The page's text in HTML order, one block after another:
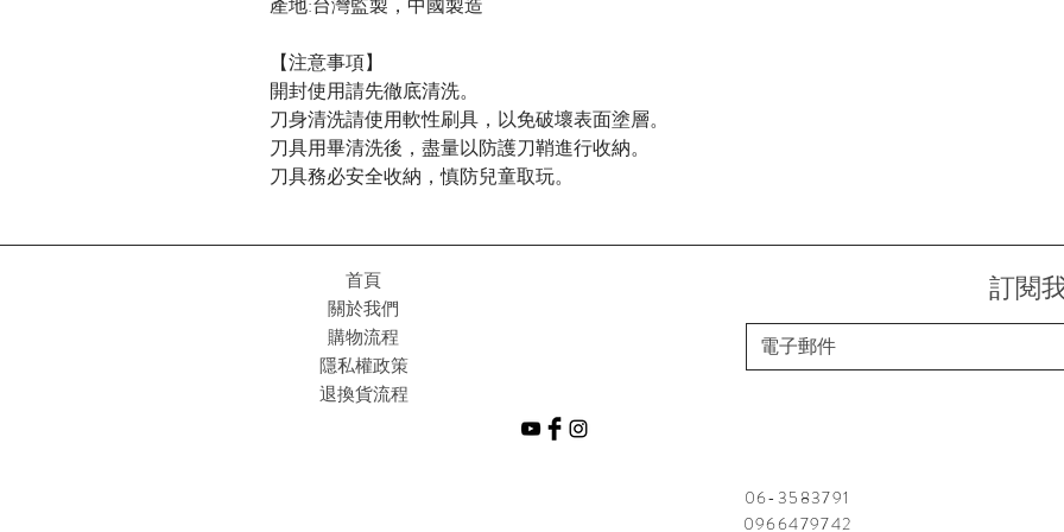
【注意事項】
開封使用請先徹底清洗。
刀身清洗請使用軟性刷具，以免破壞表面塗層。
刀具用畢清洗後，盡量以防護刀鞘進行收納。
刀具務必安全收納，慎防兒童取玩。
首頁
關於我們
購物流程
隱私權政策
退換貨流程
訂閱
06-3583791
0966479742